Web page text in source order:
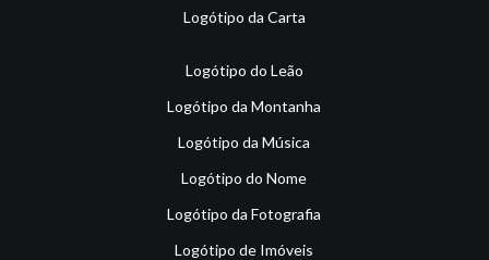
Logótipo da Carta
Logótipo do Leão
Logótipo da Montanha
Logótipo da Música
Logótipo do Nome
Logótipo da Fotografia
Logótipo de Imóveis